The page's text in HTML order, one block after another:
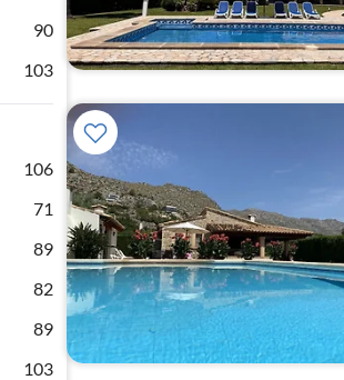
90
103
106
71
89
82
89
103